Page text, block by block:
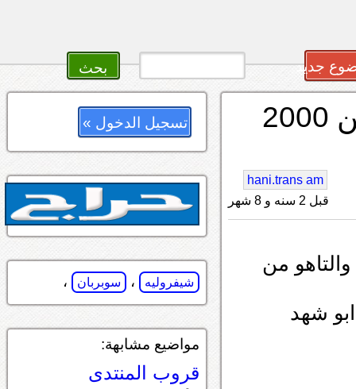
جديد
قروب ملاك جمس ويوكون من 2000
hani.trans am
قبل 2 سنه و 8 شهر
من
تسجيل الدخول »
شيفروليه ، سوبربان ،
مواضيع مشابهة:
قروب المنتدى